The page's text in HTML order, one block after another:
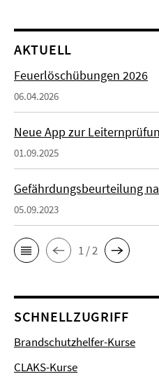
AKTUELL
Feuerlöschübungen 2026
06.04.2026
Neue App zur
01.09.2025
Gefährdungsbeurteilung
05.09.2023
1 / 2
SCHNELLZUGRIFF
Brandschutzhelfer-Kurse
CLAKS-Kurse